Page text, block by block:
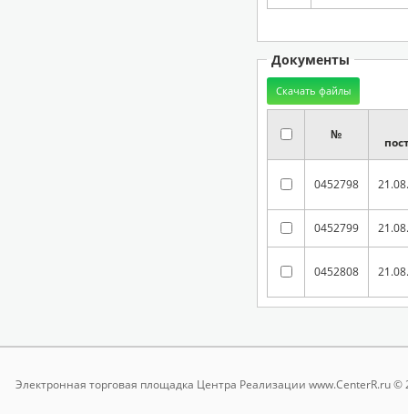
Документы
№
0452798
0452799
0452808
Электронная торговая площадка Центра Реализации www.CenterR.ru ©